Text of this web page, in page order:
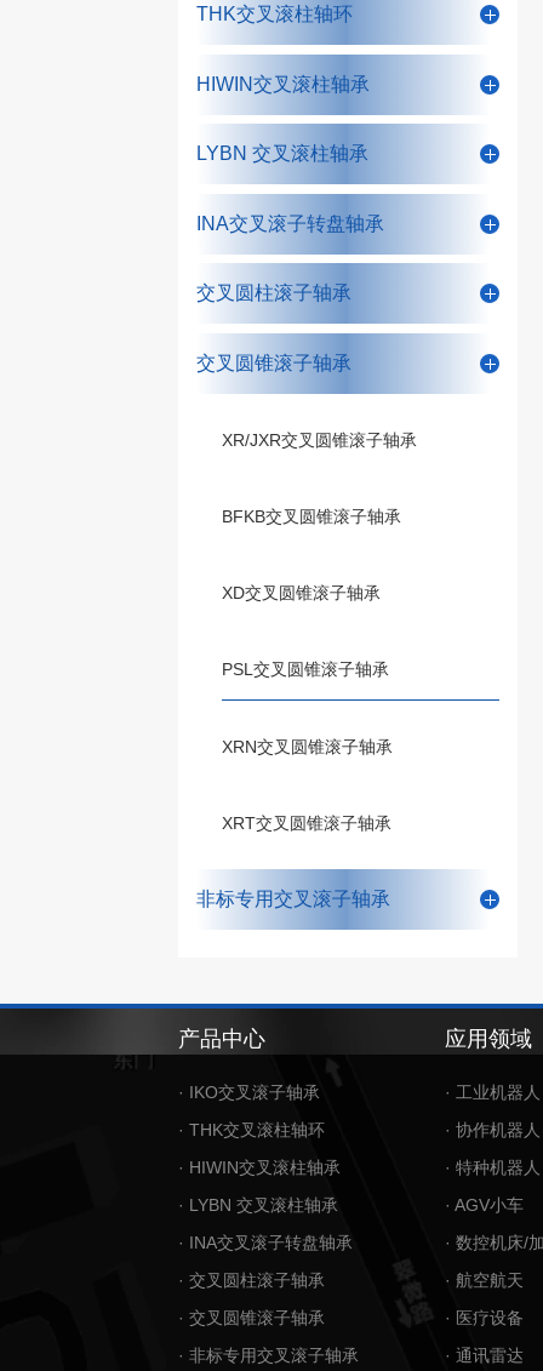
THK交叉滚柱轴环
HIWIN交叉滚柱轴承
LYBN 交叉滚柱轴承
INA交叉滚子转盘轴承
交叉圆柱滚子轴承
交叉圆锥滚子轴承
XR/JXR交叉圆锥滚子轴承
BFKB交叉圆锥滚子轴承
XD交叉圆锥滚子轴承
PSL交叉圆锥滚子轴承
XRN交叉圆锥滚子轴承
XRT交叉圆锥滚子轴承
非标专用交叉滚子轴承
产品中心
· IKO交叉滚子轴承
· THK交叉滚柱轴环
· HIWIN交叉滚柱轴承
· LYBN 交叉滚柱轴承
· INA交叉滚子转盘轴承
· 交叉圆柱滚子轴承
· 交叉圆锥滚子轴承
· 非标专用交叉滚子轴承
应用领域
· 工业机器人
· 协作机器人
· 特种机器人
· AGV小车
· 数控机床/
· 航空航天
· 医疗设备
· 通讯雷达